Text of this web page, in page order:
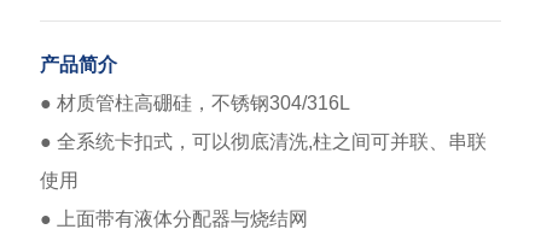
产品简介
● 材质管柱高硼硅，不锈钢304/316L
● 全系统卡扣式，可以彻底清洗,柱之间可并联、串联
使用
● 上面带有液体分配器与烧结网